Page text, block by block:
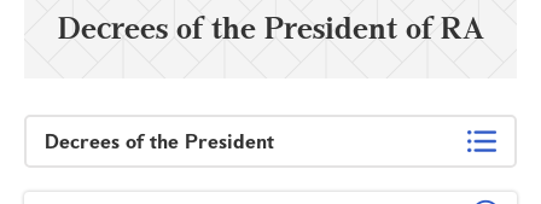
Decrees of the President of RA
Decrees of the President